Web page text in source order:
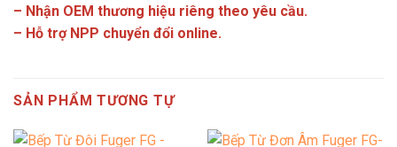
– Nhận OEM thương hiệu riêng theo yêu cầu.
– Hỗ trợ NPP chuyển đổi online.
SẢN PHẨM TƯƠNG TỰ